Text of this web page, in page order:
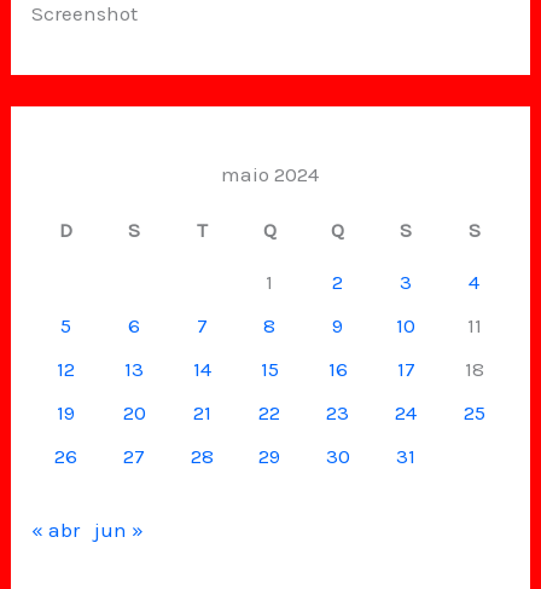
Screenshot
maio 2024
D S T Q Q S S
1 2 3
4
5
6 7 8 9 10
11
12
13 14 15 16 17
18
19
20 21 22 23 24
25
26
27 28 29 30 31
« abr jun »